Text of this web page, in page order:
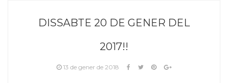
DISSABTE 20 DE GENER DEL
2017!!
13 de gener de 2018